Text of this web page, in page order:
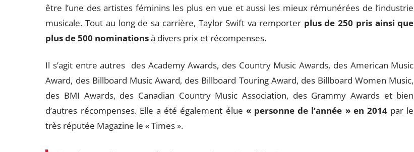
être l’une des artistes féminins les plus en vue et aussi les mieux rémunérées de l’industrie
musicale. Tout au long de sa carrière, Taylor Swift va remporter plus de 250 pris ainsi que
plus de 500 nominationsà divers prix et récompenses.
Il s’agit entre autres des Academy Awards, des Country Music Awards, des American Music
Award, des Billboard Music Award, des Billboard Touring Award, des Billboard Women Music,
des BMI Awards, des Canadian Country Music Association, des Grammy Awards et bien
d’autres récompenses. Elle a été également élue « personne de l’année » en 2014par le
très réputée Magazine le « Times ».